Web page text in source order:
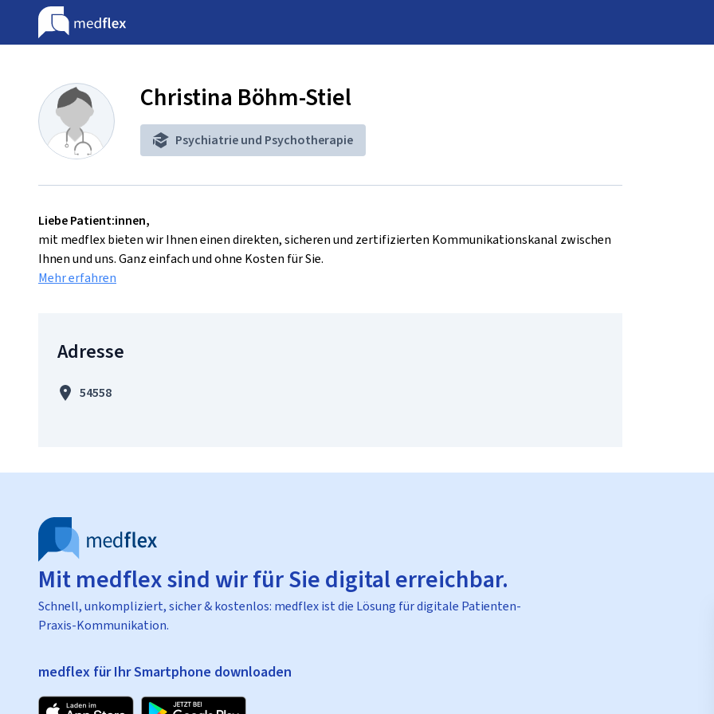
Christina Böhm-Stiel
Psychiatrie und Psychotherapie
Liebe Patient:innen,
mit medflex bieten wir Ihnen einen direkten, sicheren und zertifizierten Kommunikationskanal zwischen
Ihnen und uns. Ganz einfach und ohne Kosten für Sie.
Mehr erfahren
Adresse
54558
Mit medflex sind wir für Sie digital erreichbar.
Schnell, unkompliziert, sicher & kostenlos: medflex ist die Lösung für digitale Patienten-
Praxis-Kommunikation.
medflex für Ihr Smartphone downloaden